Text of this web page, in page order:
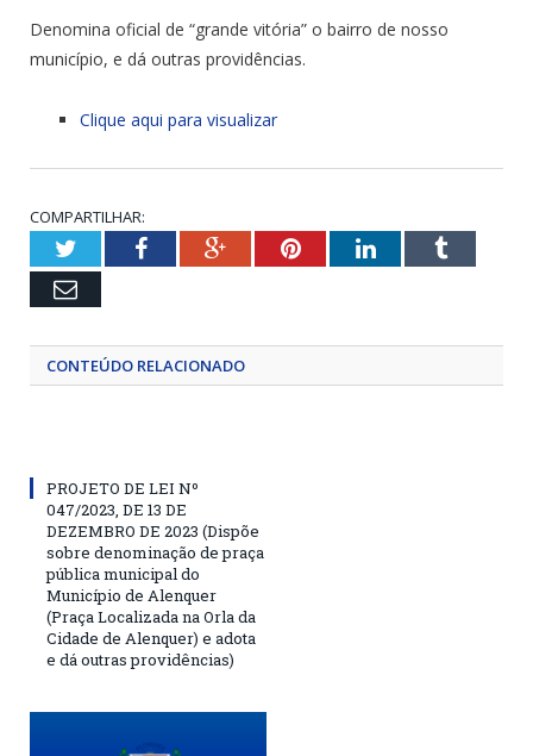
Denomina oficial de “grande vitória” o bairro de nosso
município, e dá outras providências.
Clique aqui para visualizar
COMPARTILHAR:
TwitterFacebookGoogle+PinterestLinkedInTumblr
Email
CONTEÚDO RELACIONADO
PROJETO DE LEI Nº
047/2023, DE 13 DE
DEZEMBRO DE 2023 (Dispõe
sobre denominação de praça
pública municipal do
Município de Alenquer
(Praça Localizada na Orla da
Cidade de Alenquer) e adota
e dá outras providências)